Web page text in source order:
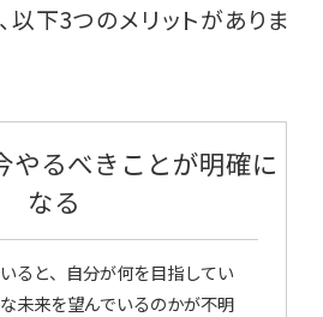
以下3つのメリットがありま
やるべきことが明確に
なる
ると、自分が何を目指してい
未来を望んでいるのかが不明